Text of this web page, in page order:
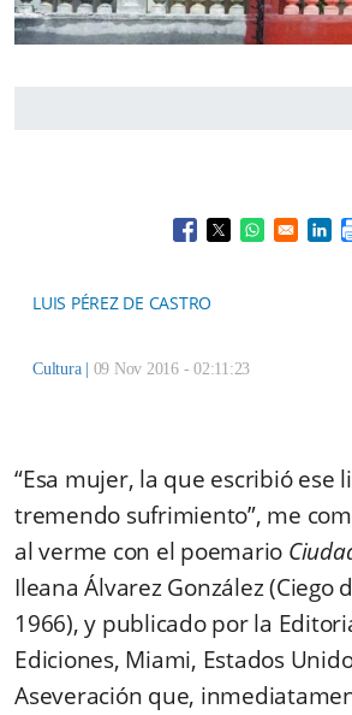
Opens in a new
Opens in a
Opens in a
LUIS PÉREZ DE CASTRO
Cultura 09 Nov 2016 - 02:11:23
“Esa mujer, la que escribió ese
tremendo sufrimiento”, me
al verme con el poemario
Ileana Álvarez González (Ciego
1966), y publicado por la
Ediciones, Miami, Estados
Aseveración que,